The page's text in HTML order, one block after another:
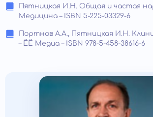
Пятницкая И.Н. Общая и частая
Медицина – ISBN 5-225-03329-6
Портнов А.А., Пятницкая И.Н.
– ЁЁ Медиа – ISBN 978-5-458-38616-6